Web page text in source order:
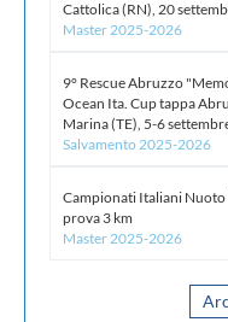
Cattolica (RN), 20
Master 2025-2026
9° Rescue Abruzzo
Ocean Ita. Cup tappa
Marina (TE), 5-6
Salvamento 2025-2026
Campionati Italiani Nuoto
prova 3 km
Master 2025-2026
20 Luglio 2026 - Giudice
Allievi A maschile -